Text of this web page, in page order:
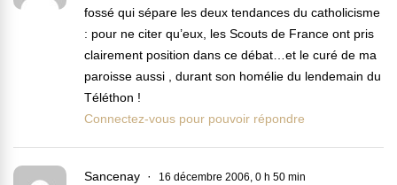
fossé qui sépare les deux tendances du catholicisme
: pour ne citer qu’eux, les Scouts de France ont pris
clairement position dans ce débat…et le curé de ma
paroisse aussi , durant son homélie du lendemain du
Téléthon !
Connectez-vous pour pouvoir répondre
Sancenay 16 décembre 2006, 0 h 50 min